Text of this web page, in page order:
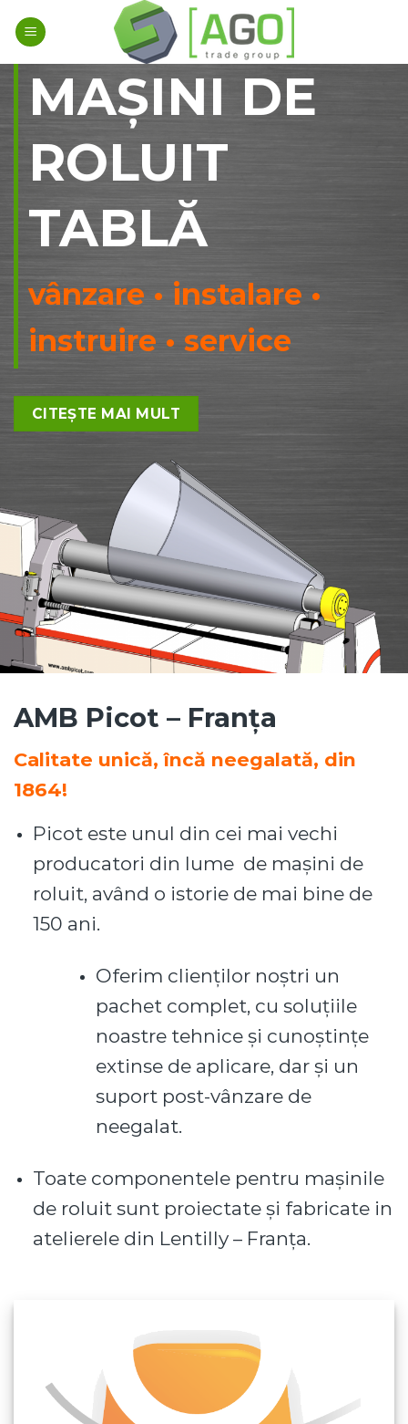
MAȘINI DE
ROLUIT
TABLĂ
vânzare • instalare •
instruire • service
CITEȘTE MAI MULT
AMB Picot – Franța
Calitate unică, încă neegalată, din
1864!
Picot este unul din cei mai vechi
producatori din lume de mașini de
roluit, având o istorie de mai bine de
150 ani.
Oferim clienților noștri un
pachet complet, cu soluțiile
noastre tehnice și cunoștințe
extinse de aplicare, dar și un
suport post-vânzare de
neegalat.
Toate componentele pentru mașinile
de roluit sunt proiectate și fabricate in
atelierele din Lentilly – Franța.